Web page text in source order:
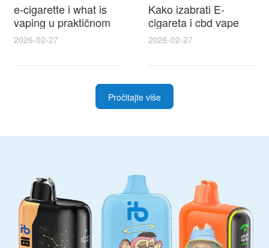
e-cigarette i what is
vaping u praktičnom
vodiču za početnike i
odgovorne korisnike
2026-02-27
Kako izabrati E-
cigareta i cbd vape
top modeli sigurnost
praktični savjeti za
kupovinu
2026-02-27
Pročitajte više